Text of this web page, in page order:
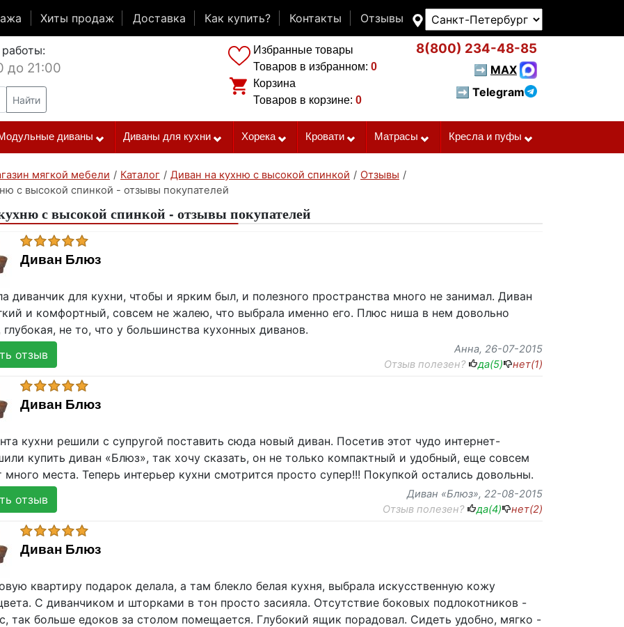
Хиты продаж Доставка Как купить? Контакты Отзывы
до 21:00
Найти
Избранные товары
Товаров в избранном: 0
Корзина
Товаров в корзине: 0
8(800) 234-48-85
➡ MAX
➡ Telegram
диваны Диваны для кухни Хорека Кровати Матрасы Кресла и пуфы
мягкой мебели / Каталог / Диван на кухню с высокой спинкой / Отзывы /
с высокой спинкой - отзывы покупателей
с высокой спинкой - отзывы покупателей
Диван Блюз
диванчик для кухни, чтобы и ярким был, и полезного пространства много не занимал. Диван
и комфортный, совсем не жалею, что выбрала именно его. Плюс ниша в нем довольно
глубокая, не то, что у большинства кухонных диванов.
отзыв
Анна, 26-07-2015
Отзыв полезен?
да(5) нет(1)
Диван Блюз
кухни решили с супругой поставить сюда новый диван. Посетив этот чудо интернет-
купить диван «Блюз», так хочу сказать, он не только компактный и удобный, еще совсем
много места. Теперь интерьер кухни смотрится просто супер!!! Покупкой остались довольны.
отзыв
Диван «Блюз», 22-08-2015
Отзыв полезен?
да(4) нет(2)
Диван Блюз
квартиру подарок делала, а там блекло белая кухня, выбрала искусственную кожу
С диванчиком и шторками в тон просто засияла. Отсутствие боковых подлокотников -
так больше едоков за столом помещается. Глубокий ящик порадовал. Сидеть удобно, мягко -